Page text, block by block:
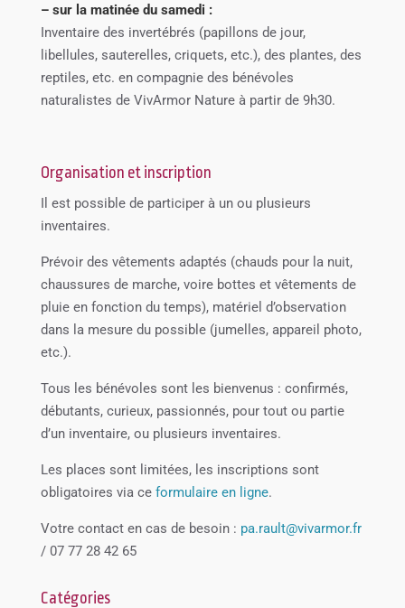
– sur la matinée du samedi :
Inventaire des invertébrés (papillons de jour,
libellules, sauterelles, criquets, etc.), des plantes, des
reptiles, etc. en compagnie des bénévoles
naturalistes de VivArmor Nature à partir de 9h30.
Organisation et inscription
Il est possible de participer à un ou plusieurs
inventaires.
Prévoir des vêtements adaptés (chauds pour la nuit,
chaussures de marche, voire bottes et vêtements de
pluie en fonction du temps), matériel d’observation
dans la mesure du possible (jumelles, appareil photo,
etc.).
Tous les bénévoles sont les bienvenus : confirmés,
débutants, curieux, passionnés, pour tout ou partie
d’un inventaire, ou plusieurs inventaires.
Les places sont limitées, les inscriptions sont
obligatoires via ce formulaire en ligne.
Votre contact en cas de besoin : pa.rault@vivarmor.fr
/ 07 77 28 42 65
Catégories